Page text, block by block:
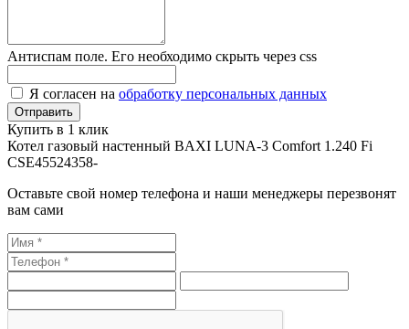
Антиспам поле. Его необходимо скрыть через css
Я согласен на обработку персональных данных
Купить в 1 клик
Котел газовый настенный BAXI LUNA-3 Comfort 1.240 Fi
CSE45524358-
Оставьте свой номер телефона и наши менеджеры перезвонят
вам сами